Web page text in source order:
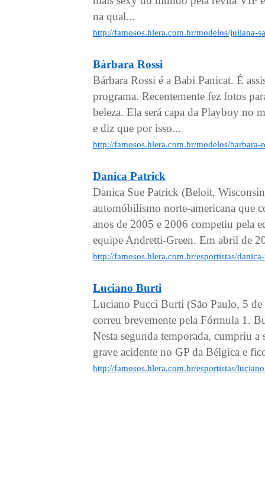
na qual...
http://famosos.hlera.com.br/modelos/juliana-
Bárbara Rossi
Bárbara Rossi é a Babi Panicat. É
programa. Recentemente fez fotos
beleza. Ela será capa da Playboy no
e diz que por isso...
http://famosos.hlera.com.br/modelos/barbara-
Danica Patrick
Danica Sue Patrick (Beloit,
automóbilismo norte-americana que
anos de 2005 e 2006 competiu pela
equipe Andretti-Green. Em abril de
http://famosos.hlera.com.br/esportistas/
Luciano Burti
Luciano Pucci Burti (São Paulo, 5
correu brevemente pela Fórmula 1.
Nesta segunda temporada, cumpriu
grave acidente no GP da Bélgica e
http://famosos.hlera.com.br/esportistas/